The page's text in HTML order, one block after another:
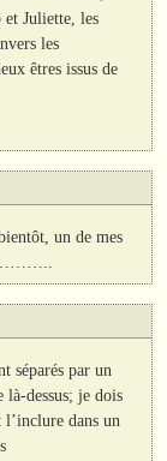
et Juliette, les
les
êtres issus de
un de mes
séparés par un
là-dessus; je dois
l’inclure dans un